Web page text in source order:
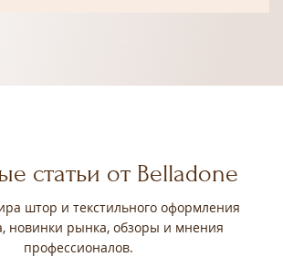
статьи от Belladone
штор и текстильного оформления
новинки рынка, обзоры и мнения
профессионалов.